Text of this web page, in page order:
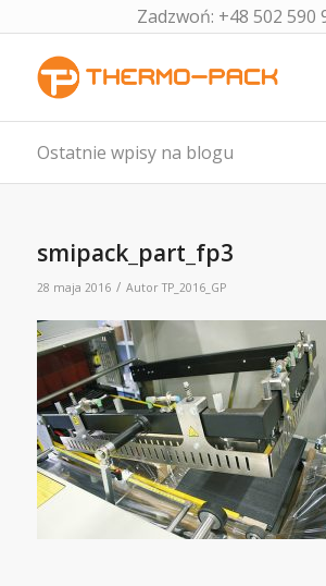
Zadzwoń: +48 502 590
Ostatnie wpisy na blogu
smipack_part_fp3
28 maja 2016 / AutorTP_2016_GP